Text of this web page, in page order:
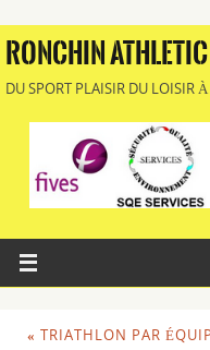
RONCHIN
DU SPORT PLAISIR DU LOISIR
« TRIATHLON PAR